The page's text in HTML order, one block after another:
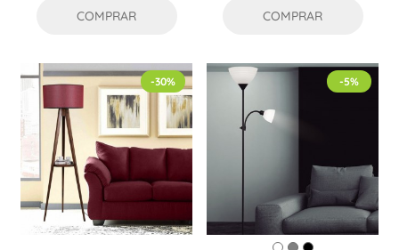
COMPRAR COMPRAR
-30% -5%